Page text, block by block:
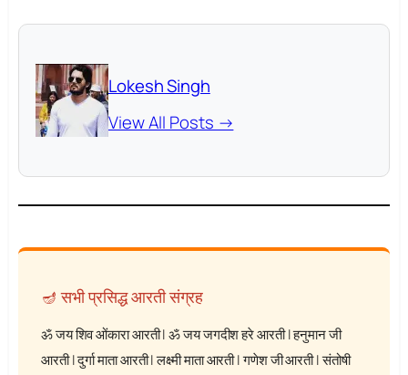
Lokesh Singh
View All Posts →
🪔 सभी प्रसिद्ध आरती संग्रह
ॐ जय शिव ओंकारा आरती|ॐ जय जगदीश हरे आरती|हनुमान जी
आरती|दुर्गा माता आरती|लक्ष्मी माता आरती|गणेश जी आरती|संतोषी